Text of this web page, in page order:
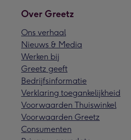
Over Greetz
Ons verhaal
Nieuws & Media
Werken bij
Greetz geeft
Bedrijfsinformatie
Verklaring toegankelijkheid
Voorwaarden Thuiswinkel
Voorwaarden Greetz
Consumenten